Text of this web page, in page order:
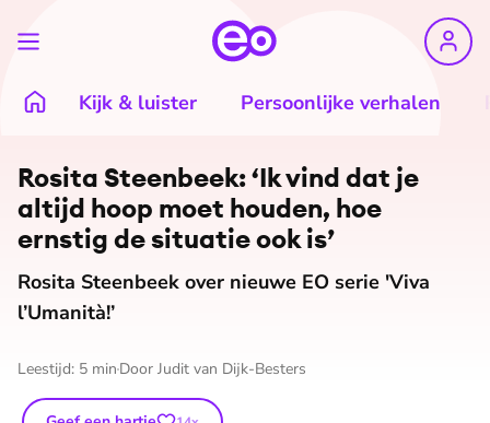
Kijk & luister Persoonlijke verhalen
Rosita Steenbeek: ‘Ik vind dat je
altijd hoop moet houden, hoe
ernstig de situatie ook is’
Rosita Steenbeek over nieuwe EO serie 'Viva
l’Umanità!’
Leestijd: 5 min Door Judit van Dijk-Besters